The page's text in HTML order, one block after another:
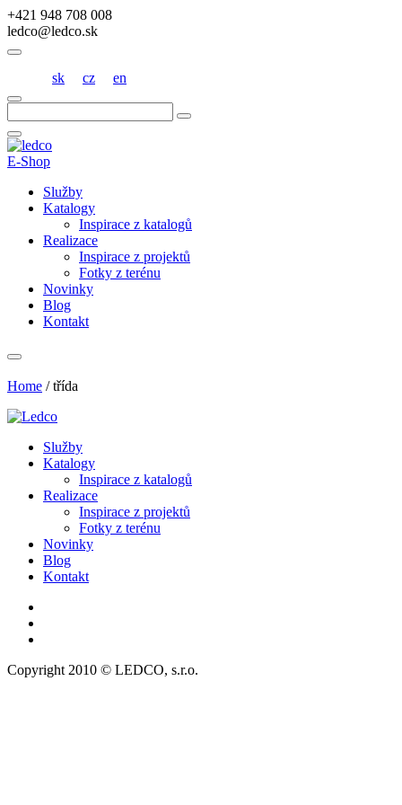
+421 948 708 008
ledco@ledco.sk
sk cz en
E-Shop
Služby
Katalogy
Inspirace z katalogů
Realizace
Inspirace z projektů
Fotky z terénu
Novinky
Blog
Kontakt
Home /třída
Služby
Katalogy
Inspirace z katalogů
Realizace
Inspirace z projektů
Fotky z terénu
Novinky
Blog
Kontakt
Copyright 2010 © LEDCO, s.r.o.